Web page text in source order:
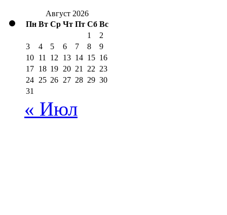
Август 2026
Пн Вт Ср Чт Пт Сб Вс
1
2
3
4 5 6 7 8
9
10 11 12 13 14 15 16
17 18 19 20 21 22 23
24 25 26 27 28 29 30
31
« Июл